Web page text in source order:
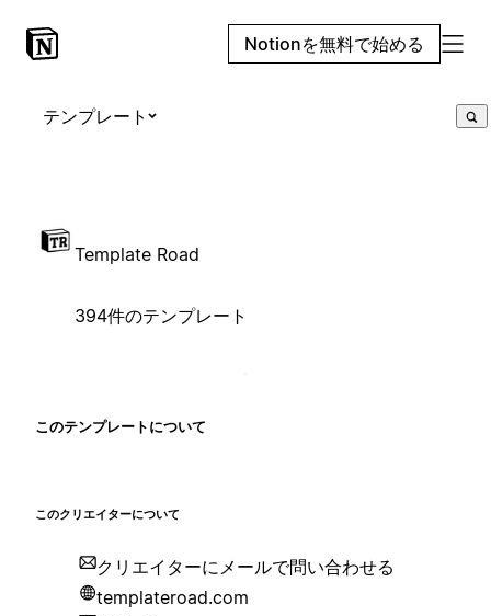
Notionを無料で始める
テンプレート
Template Road
394件のテンプレート
このテンプレートについて
このクリエイターについて
クリエイターにメールで問い合わせる
templateroad.com